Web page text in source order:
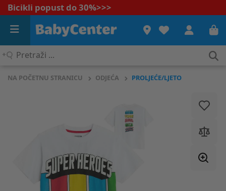
Bicikli popust do 30%>>>
Pretraži
NA POČETNU STRANICU ODJEĆA PROLJEĆE/LJETO